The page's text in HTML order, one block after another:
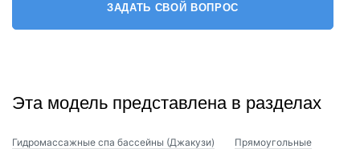
ЗАДАТЬ СВОЙ ВОПРОС
Эта модель представлена в разделах
Гидромассажные спа бассейны (Джакузи) Прямоугольные